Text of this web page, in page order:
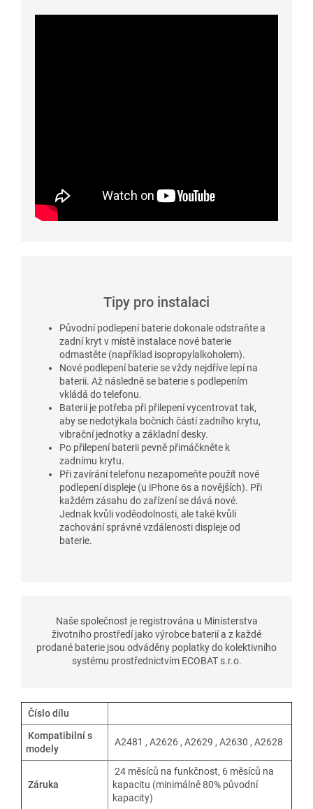
Tipy pro instalaci
Původní podlepení baterie dokonale odstraňte a
zadní kryt v místě instalace nové baterie
odmastěte (například isopropylalkoholem).
Nové podlepení baterie se vždy nejdříve lepí na
baterii. Až následně se baterie s podlepením
vkládá do telefonu.
Baterii je potřeba při přilepení vycentrovat tak,
aby se nedotýkala bočních částí zadního krytu,
vibrační jednotky a základní desky.
Po přilepení baterii pevně přimáčkněte k
zadnímu krytu.
Při zavírání telefonu nezapomeňte použít nové
podlepení displeje (u iPhone 6s a novějších). Při
každém zásahu do zařízení se dává nové.
Jednak kvůli voděodolnosti, ale také kvůli
zachování správné vzdálenosti displeje od
baterie.
Naše společnost je registrována u Ministerstva
životního prostředí jako výrobce baterií a z každé
prodané baterie jsou odváděny poplatky do kolektivního
systému prostřednictvím ECOBAT s.r.o.
Číslo dílu
Kompatibilní s
modely
A2481 , A2626 , A2629 , A2630 , A2628
Záruka
24 měsíců na funkčnost, 6 měsíců na
kapacitu (minimálně 80% původní
kapacity)